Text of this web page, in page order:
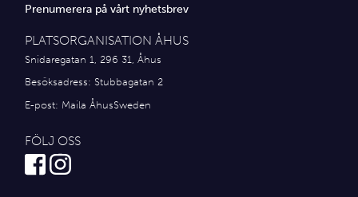
Prenumerera på vårt nyhetsbrev
PLATSORGANISATION ÅHUS
Snidaregatan 1, 296 31, Åhus
Besöksadress: Stubbagatan 2
E-post: Maila ÅhusSweden
FÖLJ OSS